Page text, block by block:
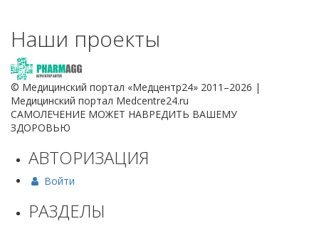
Наши проекты
© Медицинский портал «Медцентр24» 2011–2026 |
Медицинский портал Medcentre24.ru
САМОЛЕЧЕНИЕ МОЖЕТ НАВРЕДИТЬ ВАШЕМУ
ЗДОРОВЬЮ
АВТОРИЗАЦИЯ
Войти
РАЗДЕЛЫ